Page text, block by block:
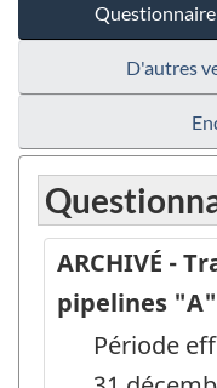
D'autres
ARCHIVÉ -
pipelines "A"
Période